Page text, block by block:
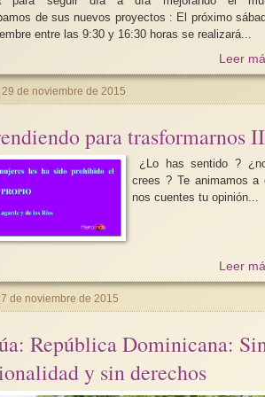
de sus nuevos proyectos : El próximo sábado 5
entre las 9:30 y 16:30 horas se realizará...
Leer
de noviembre de 2015
para trasformarnos II
¿Lo has sentido ?
crees ? Te animamos a
nos cuentes tu opinión...
Leer
de noviembre de 2015
República Dominicana:
y sin derechos